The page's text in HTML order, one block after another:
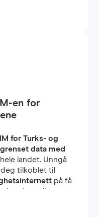
en for
for Turks- og
data med
landet. Unngå
tilkoblet til
på få
reiser eller